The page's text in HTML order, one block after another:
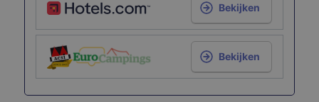
Bekijken
Bekijken